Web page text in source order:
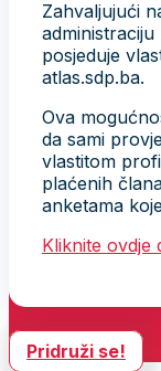
Zahvaljujući
posjeduje
atlas.sdp.ba.
Ova
da sami
vlastitom
plaćenih
anketama
Kliknite ovdje
Pridruži se!